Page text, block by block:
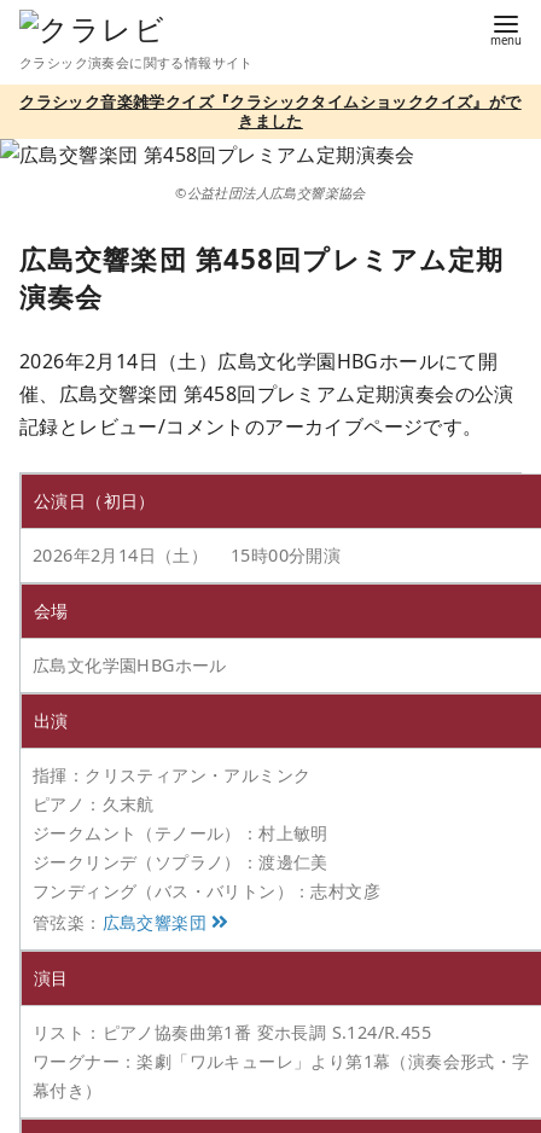
テ
ツ
クラシック演奏会に関する情報サイト
クラシック音楽雑学クイズ『クラシックタイムショッククイズ』がで
きました
©公益社団法人広島交響楽協会
広島交響楽団 第458回プレミアム定期
演奏会
2026年2月14日（土）広島文化学園HBGホールにて開
催、広島交響楽団 第458回プレミアム定期演奏会の公演
記録とレビュー/コメントのアーカイブページです。
公演日（初日）
2026年2月14日（土） 15時00分開演
会場
広島文化学園HBGホール
出演
指揮：クリスティアン・アルミンク
ピアノ：久末航
ジークムント（テノール）：村上敏明
ジークリンデ（ソプラノ）：渡邊仁美
フンディング（バス・バリトン）：志村文彦
管弦楽： 広島交響楽団
演目
リスト：ピアノ協奏曲第1番 変ホ長調 S.124/R.455
ワーグナー：楽劇「ワルキューレ」より第1幕（演奏会形式・字
幕付き）